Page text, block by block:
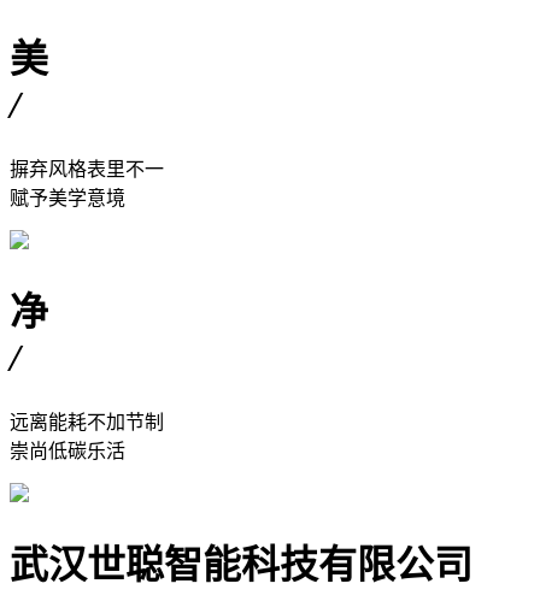
美
/
摒弃风格表里不一
赋予美学意境
净
/
远离能耗不加节制
崇尚低碳乐活
武汉世聪智能科技有限公司